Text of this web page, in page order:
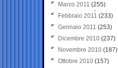
Marzo 2011 (255)
Febbraio 2011 (233)
Gennaio 2011 (253)
Dicembre 2010 (237)
Novembre 2010 (187)
Ottobre 2010 (157)